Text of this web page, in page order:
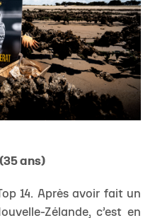
ans)
14. Après avoir fait un
Zélande, c’est en